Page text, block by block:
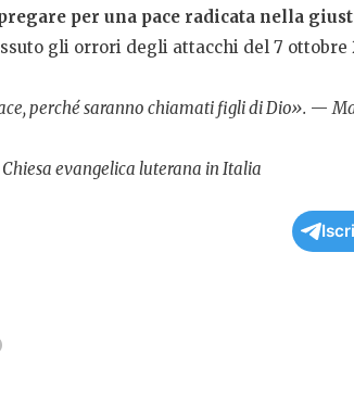
per una pace radicata nella
gli orrori degli attacchi del 7 ottobre
perché saranno chiamati figli di Dio». —
evangelica luterana in Italia